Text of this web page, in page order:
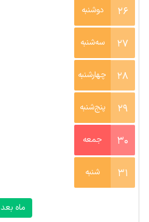
26 دوشنبه
27 سه‌شنبه
28 چهارشنبه
29 پنج‌شنبه
30 جمعه
31 شنبه
ماه بعد